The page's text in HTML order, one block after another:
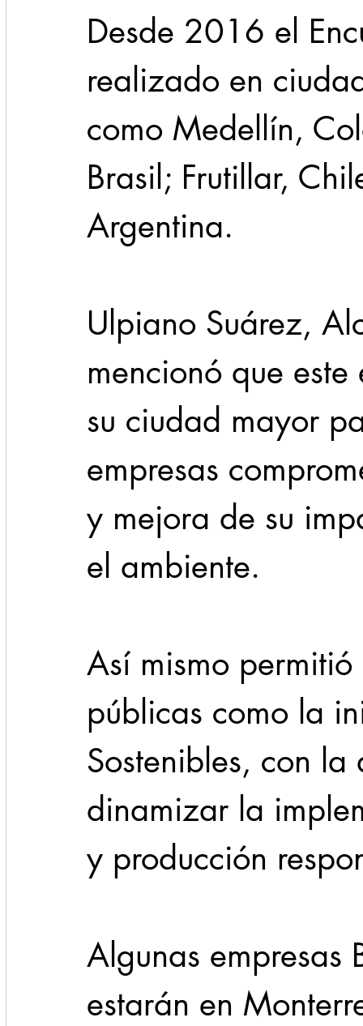
Desde 2016 el
realizado en
como Medellín,
Brasil; Frutillar,
Argentina.
Ulpiano Suárez,
mencionó que
su ciudad mayor
empresas
y mejora de su
el ambiente.
Así mismo
públicas como la
Sostenibles, con
dinamizar la
y producción
Algunas
estarán en